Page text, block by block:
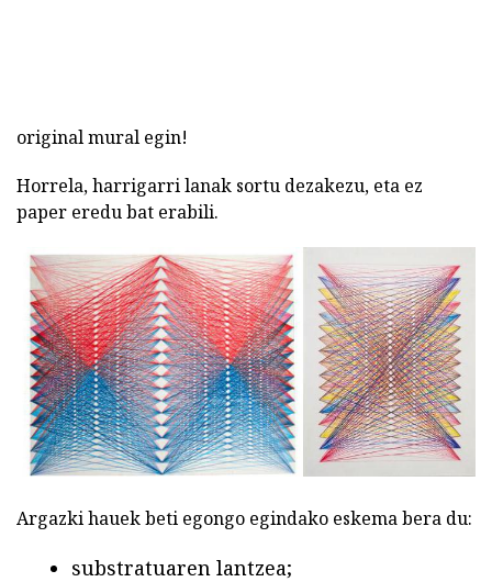
original mural egin!
Horrela, harrigarri lanak sortu dezakezu, eta ez
paper eredu bat erabili.
Argazki hauek beti egongo egindako eskema bera du:
substratuaren lantzea;